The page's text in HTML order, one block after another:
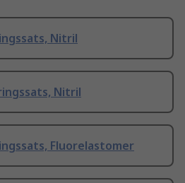
Nitril
Nitril
Fluorelastomer